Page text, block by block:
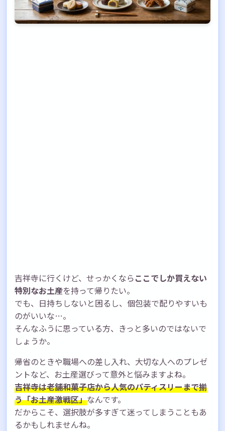
吉祥寺に行くけど、せっかくならここでしか買えない
特別なお土産を持って帰りたい。
でも、日持ちしないと困るし、個包装で配りやすいも
のがいいな…。
そんなふうに思っている方、きっと多いのではないで
しょうか。
帰省のときや職場への差し入れ、大切な人へのプレゼ
ントなど、お土産選びって意外と悩みますよね。
吉祥寺は老舗和菓子店から人気のパティスリーまで揃
う「お土産激戦区」なんです。
だからこそ、選択肢が多すぎて迷ってしまうこともあ
るかもしれませんね。